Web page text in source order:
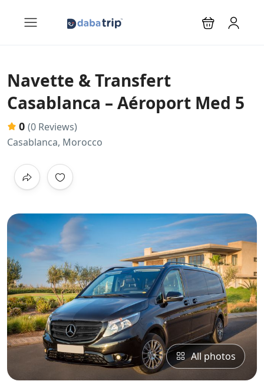
Navette & Transfert
Casablanca – Aéroport Med 5
0 (0 Reviews)
Casablanca, Morocco
All photos